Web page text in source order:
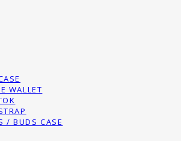
WALLET
/ BUDS CASE